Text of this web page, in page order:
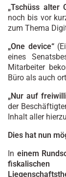
„Tschüss alter
noch bis vor
zum Thema
„One device“
eines
Mitarbeiter
Büro als auch
„Nur auf
der
Inhalt aller
Dies hat nun
In einem